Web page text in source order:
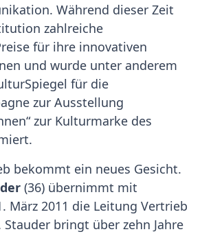
Während dieser Zeit
zahlreiche
für ihre innovativen
und wurde unter anderem
für die
zur Ausstellung
zur Kulturmarke des
bekommt ein neues Gesicht.
(36) übernimmt mit
März 2011 die Leitung Vertrieb
Stauder bringt über zehn Jahre